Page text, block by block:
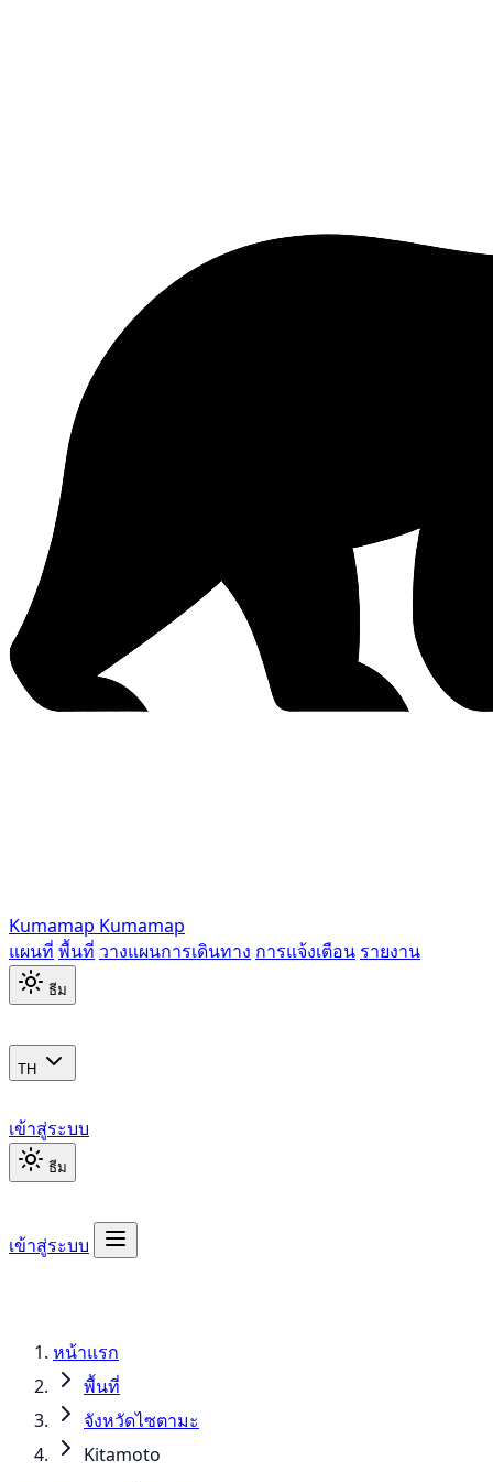
Kumamap Kumamap
แผนที่ พื้นที่ วางแผนการเดินทาง การแจ้งเตือน รายงาน
ธีม
TH
เข้าสู่ระบบ
ธีม
เข้าสู่ระบบ
หน้าแรก
พื้นที่
จังหวัดไซตามะ
Kitamoto